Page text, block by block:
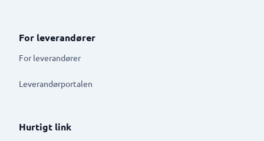
For leverandører
For leverandører
Leverandørportalen
Hurtigt link